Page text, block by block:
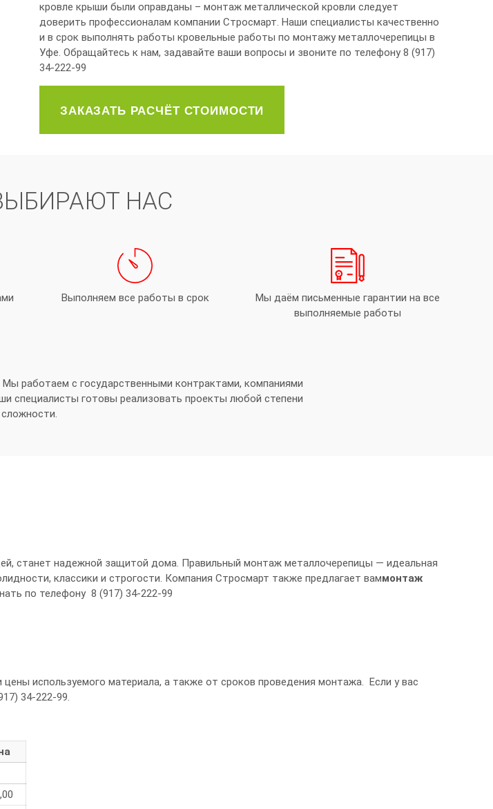
кровле крыши были оправданы – монтаж металлической кровли следует
доверить профессионалам компании Стросмарт. Наши специалисты качественно
и в срок выполнять работы кровельные работы по монтажу металлочерепицы в
Уфе. Обращайтесь к нам, задавайте ваши вопросы и звоните по телефону 8 (917)
34-222-99
ЗАКАЗАТЬ РАСЧЁТ СТОИМОСТИ
НАС
Выполняем все работы в срок
Мы даём письменные гарантии на все
выполняемые работы
работаем с государственными контрактами, компаниями
специалисты готовы реализовать проекты любой степени
сложности.
станет надежной защитой дома. Правильный монтаж металлочерепицы — идеальная
классики и строгости. Компания Стросмарт также предлагает ваммонтаж
по телефону 8 (917) 34-222-99
используемого материала, а также от сроков проведения монтажа. Если у вас
34-222-99.